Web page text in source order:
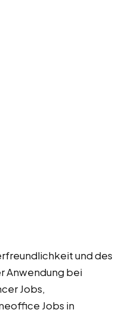
und des
Anwendung bei
Jobs,
Jobs in